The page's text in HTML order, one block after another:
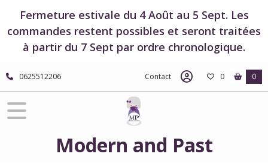
Fermeture estivale du 4 Août au 5 Sept. Les
commandes restent possibles et seront traitées
à partir du 7 Sept par ordre chronologique.
0625512206 Contact 0 0
Modern and Past